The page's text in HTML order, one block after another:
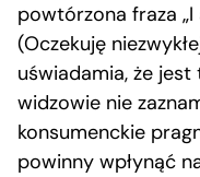
powtórzona fraza
(Oczekuję
uświadamia, że
widzowie nie
konsumenckie
powinny wpłynąć